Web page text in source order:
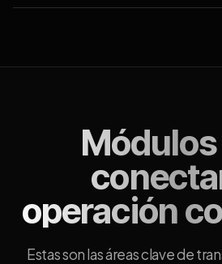
operación
Estas son las áreas clave de